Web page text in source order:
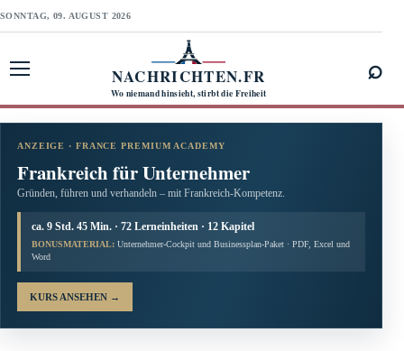
SONNTAG, 09. AUGUST 2026
NACHRICHTEN.FR
Wo niemand hinsieht, stirbt die Freiheit
⌕
ANZEIGE · FRANCE PREMIUM ACADEMY
Frankreich für Unternehmer
Gründen, führen und verhandeln – mit Frankreich-Kompetenz.
ca. 9 Std. 45 Min. · 72 Lerneinheiten · 12 Kapitel
BONUSMATERIAL: Unternehmer-Cockpit und Businessplan-Paket · PDF, Excel und
Word
KURS ANSEHEN →